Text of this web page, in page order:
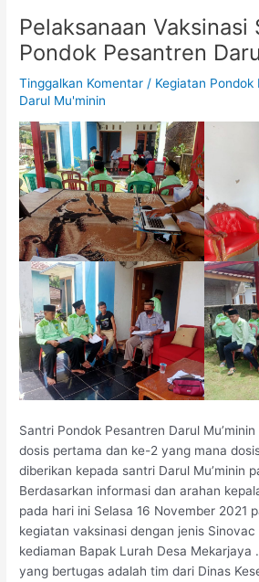
Pelaksanaan Vaksinasi
Pondok Pesantren
Tinggalkan Komentar / Kegiatan Pondok
Darul Mu'minin
Santri Pondok Pesantren Darul
dosis pertama dan ke-2 yang mana
diberikan kepada santri Darul Mu’minin
Berdasarkan informasi dan arahan
pada hari ini Selasa 16 November 2021
kegiatan vaksinasi dengan jenis
kediaman Bapak Lurah Desa Mekarjaya
yang bertugas adalah tim dari Dinas